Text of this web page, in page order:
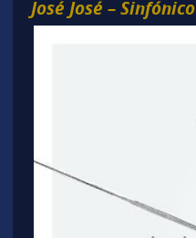
José José – Sinfónico